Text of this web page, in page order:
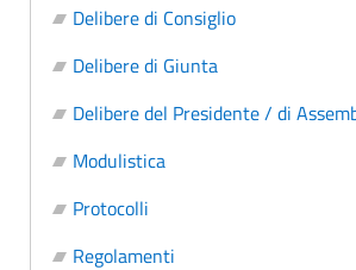
Delibere di Consiglio
Delibere di Giunta
Delibere del Presidente / di
Modulistica
Protocolli
Regolamenti